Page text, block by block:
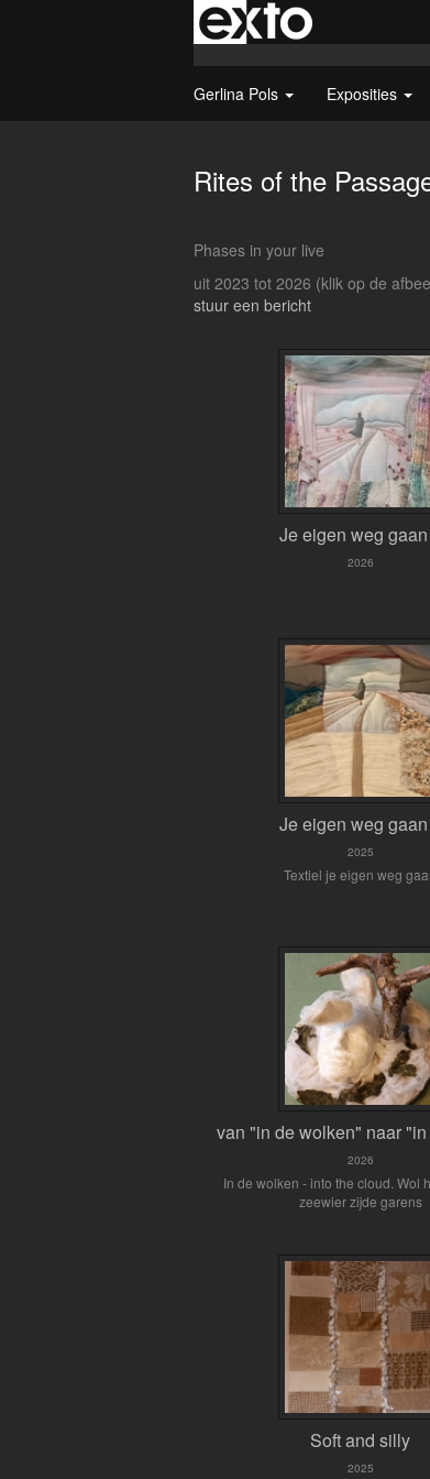
Gerlina Pols Exposities
Rites of the
Phases in your live
uit 2023 tot 2026 (klik op de
stuur een bericht
Je eigen weg
2026
Je eigen weg
2025
Textiel je eigen weg
van "in de wolken" naar
2026
In de wolken - into the cloud. Wol
zeewier zijde garens
Soft and silly
2025